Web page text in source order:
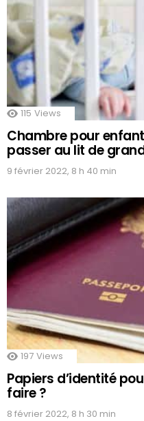
115 Views
Chambre pour
passer au lit de
9 février 2022, 8 h 40 min
197 Views
Papiers d’identité
faire ?
8 février 2022, 8 h 30 min